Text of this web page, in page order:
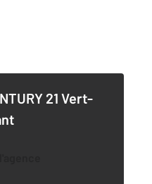
21 Vert-